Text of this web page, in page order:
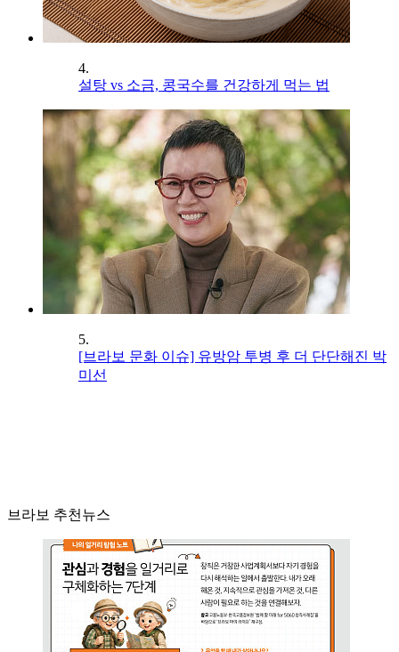
4.
설탕 vs 소금, 콩국수를 건강하게 먹는 법
5.
[브라보 문화 이슈] 유방암 투병 후 더 단단해진 박
미선
브라보 추천뉴스